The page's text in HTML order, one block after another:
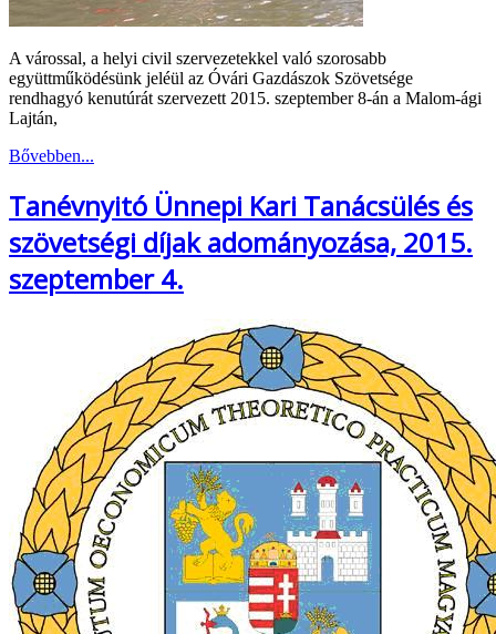
A várossal, a helyi civil szervezetekkel való szorosabb
együttműködésünk jeléül az Óvári Gazdászok Szövetsége
rendhagyó kenutúrát szervezett 2015. szeptember 8-án a Malom-ági
Lajtán,
Bővebben...
Tanévnyitó Ünnepi Kari Tanácsülés és
szövetségi díjak adományozása, 2015.
szeptember 4.